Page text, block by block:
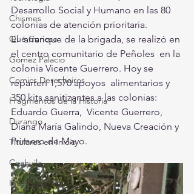
Chismes
Qué Curioso
Gómez Palacio
Comics Derechairos
Fragmentos de la Historia
Durango
Titulares en Inicio
Coahuila
Investigaciones
Desarrollo Social y Humano en las 80
colonias de atención prioritaria.
El  arranque de la brigada, se realizó en
el centro comunitario de Peñoles  en la
colonia Vicente Guerrero. Hoy se
reparten 1,570 apoyos  alimentarios y
350 kits sanitizantes a las colonias:
Eduardo Guerra,  Vicente Guerrero,
Diana María Galindo, Nueva Creación y
Primero de Mayo.